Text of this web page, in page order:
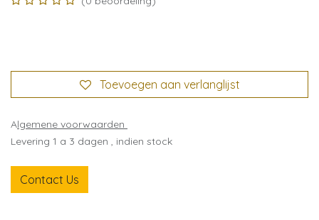
Toevoegen aan verlanglijst
Algemene voorwaarden
Levering 1 a 3 dagen , indien stock
Contact Us